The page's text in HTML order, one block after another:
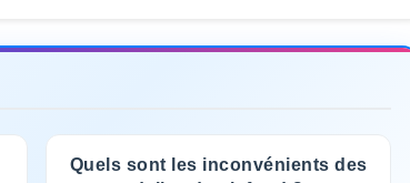
Quels sont les inconvénients des